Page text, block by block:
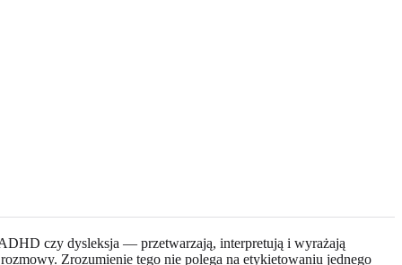
czy dysleksja — przetwarzają, interpretują i wyrażają
Zrozumienie tego nie polega na etykietowaniu jednego